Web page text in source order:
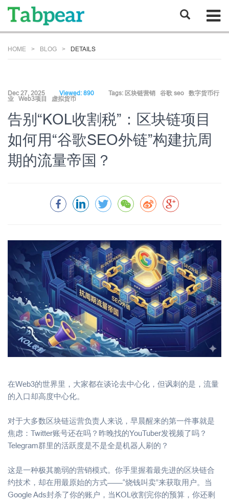
HOME BLOG DETAILS
Dec 27, 2025 Viewed: 890 Tags: 区块链营销 谷歌 seo 数字货币行
业 Web3项目 虚拟货币
告别“KOL收割税”：区块链项目
如何用“谷歌SEO外链”构建抗周
期的流量帝国？
在Web3的世界里，大家都在谈论去中心化，但讽刺的是，流量
的入口却高度中心化。
对于大多数区块链运营负责人来说，早晨醒来的第一件事就是
焦虑：Twitter账号还在吗？昨晚找的YouTuber发视频了吗？
Telegram群里的活跃度是不是全是机器人刷的？
这是一种极其脆弱的营销模式。你手里握着最先进的区块链合
约技术，却在用最原始的方式——“烧钱叫卖”来获取用户。当
Google Ads封杀了你的账户，当KOL收割完你的预算，你还剩